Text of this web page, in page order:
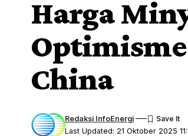
Harga
Optimisme
China
Last Updated: 21 Oktober 2025
Redaksi InfoEnergi